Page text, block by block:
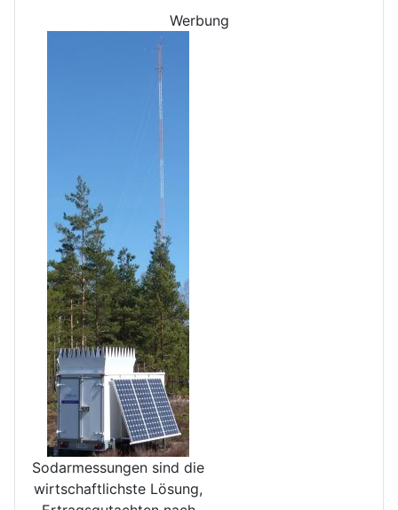
Werbung
Sodarmessungen sind die
wirt­schaftlichste Lösung,